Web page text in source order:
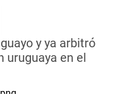
y ya arbitró
uruguaya en el